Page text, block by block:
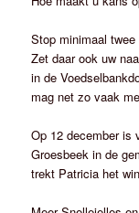
Stop minimaal
Zet daar ook uw
in de
mag net zo vaak
Op 12 december is
Groesbeek in de
trekt Patricia het